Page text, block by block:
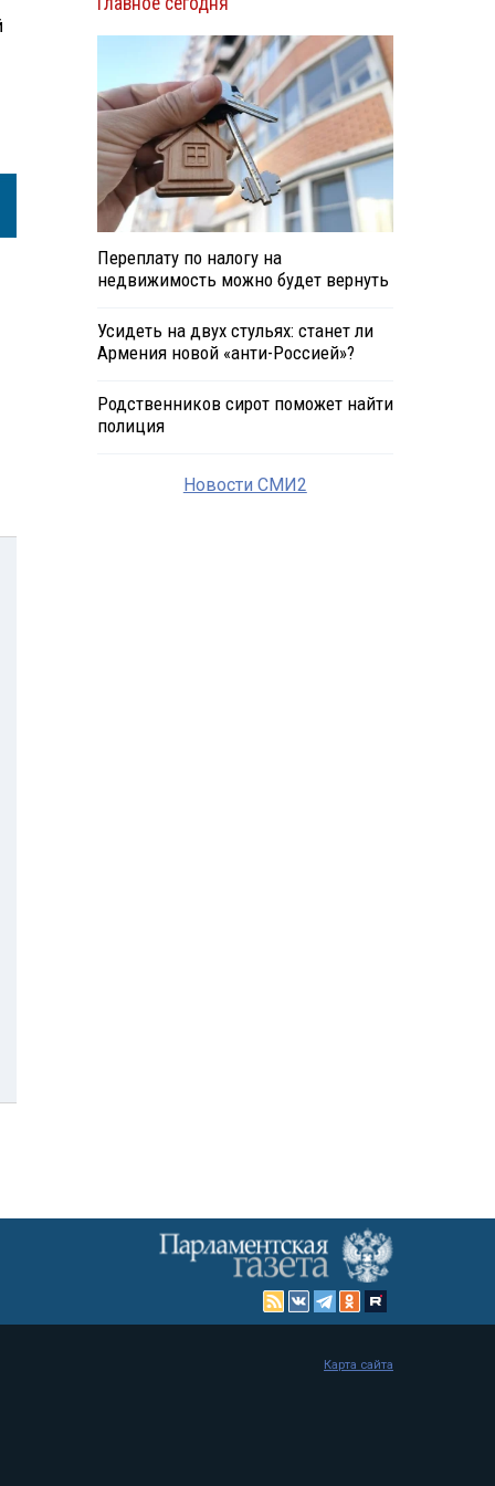
Переплату по налогу на
недвижимость можно будет вернуть
Усидеть на двух стульях: станет ли
Армения новой «анти-Россией»?
Родственников сирот поможет найти
полиция
Новости СМИ2
Карта сайта